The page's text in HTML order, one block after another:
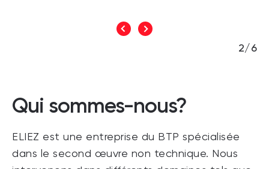
2/6
Qui sommes-nous?
ELIEZ est une entreprise du BTP spécialisée
dans le second œuvre non technique. Nous